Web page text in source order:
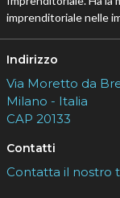
imprenditoriale nelle
Indirizzo
Via Moretto da
Milano - Italia
CAP 20133
Contatti
Contatta il nostro